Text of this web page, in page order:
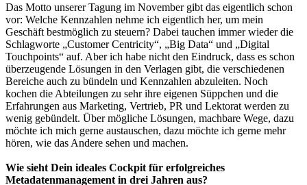
Das Motto unserer Tagung im November gibt das eigentlich schon
vor: Welche Kennzahlen nehme ich eigentlich her, um mein
Geschäft bestmöglich zu steuern? Dabei tauchen immer wieder die
Schlagworte „Customer Centricity“, „Big Data“ und „Digital
Touchpoints“ auf. Aber ich habe nicht den Eindruck, dass es schon
überzeugende Lösungen in den Verlagen gibt, die verschiedenen
Bereiche auch zu bündeln und Kennzahlen abzuleiten. Noch
kochen die Abteilungen zu sehr ihre eigenen Süppchen und die
Erfahrungen aus Marketing, Vertrieb, PR und Lektorat werden zu
wenig gebündelt. Über mögliche Lösungen, machbare Wege, dazu
möchte ich mich gerne austauschen, dazu möchte ich gerne mehr
hören, wie das Andere sehen und machen.
Wie sieht Dein ideales Cockpit für erfolgreiches
Metadatenmanagement in drei Jahren aus?